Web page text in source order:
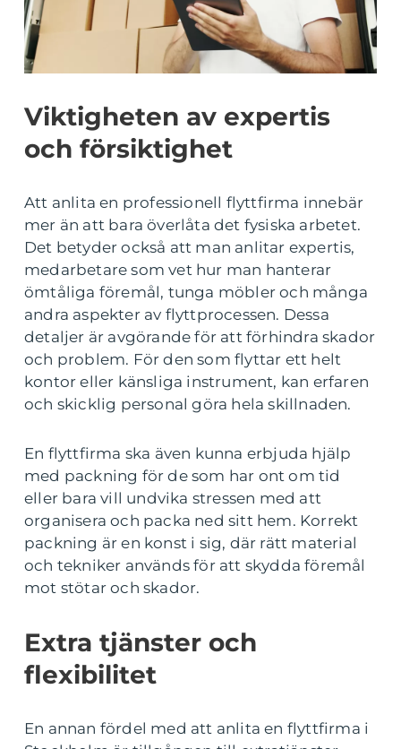
Viktigheten av expertis
och försiktighet
Att anlita en professionell flyttfirma innebär
mer än att bara överlåta det fysiska arbetet.
Det betyder också att man anlitar expertis,
medarbetare som vet hur man hanterar
ömtåliga föremål, tunga möbler och många
andra aspekter av flyttprocessen. Dessa
detaljer är avgörande för att förhindra skador
och problem. För den som flyttar ett helt
kontor eller känsliga instrument, kan erfaren
och skicklig personal göra hela skillnaden.
En flyttfirma ska även kunna erbjuda hjälp
med packning för de som har ont om tid
eller bara vill undvika stressen med att
organisera och packa ned sitt hem. Korrekt
packning är en konst i sig, där rätt material
och tekniker används för att skydda föremål
mot stötar och skador.
Extra tjänster och
flexibilitet
En annan fördel med att anlita en flyttfirma i